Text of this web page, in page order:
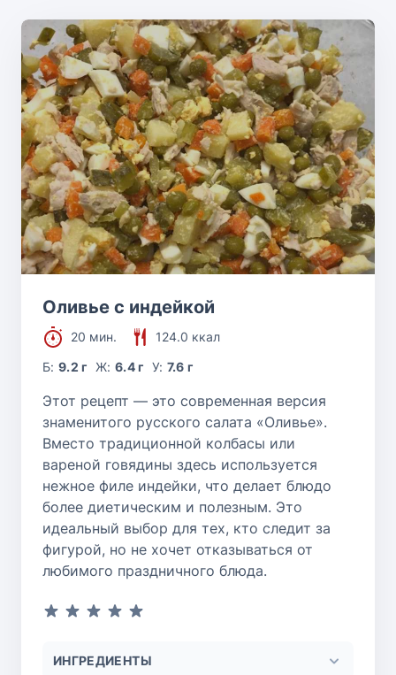
Оливье с индейкой
20 мин.
124.0 ккал
Б:9.2 г Ж: 6.4 г У: 7.6 г
Этот рецепт — это современная версия
знаменитого русского салата «Оливье».
Вместо традиционной колбасы или
вареной говядины здесь используется
нежное филе индейки, что делает блюдо
более диетическим и полезным. Это
идеальный выбор для тех, кто следит за
фигурой, но не хочет отказываться от
любимого праздничного блюда.
ИНГРЕДИЕНТЫ